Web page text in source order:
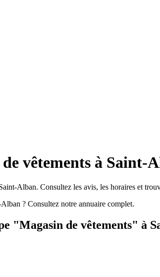
vêtements à Saint-
Alban. Consultez les avis, les horaires et
? Consultez notre annuaire complet.
"Magasin de vêtements" à